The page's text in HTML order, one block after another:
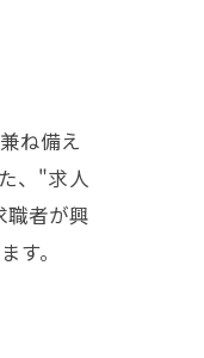
ね備え
、"求人
者が興
す。